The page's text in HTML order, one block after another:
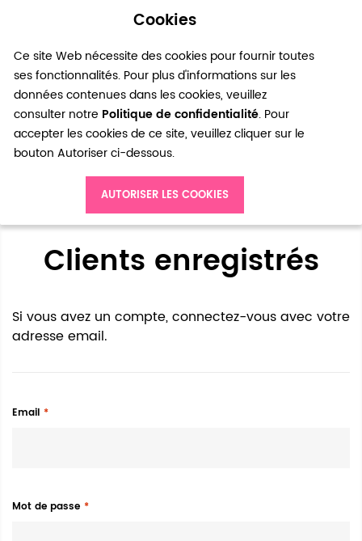
Cookies
Ce site Web nécessite des cookies pour fournir toutes
ses fonctionnalités. Pour plus d'informations sur les
données contenues dans les cookies, veuillez
consulter notre Politique de confidentialité. Pour
accepter les cookies de ce site, veuillez cliquer sur le
bouton Autoriser ci-dessous.
AUTORISER LES COOKIES
0
Accès client
Clients enregistrés
Si vous avez un compte, connectez-vous avec votre
adresse email.
Email
Mot de passe